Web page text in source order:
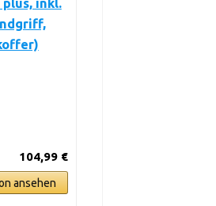
plus, inkl.
104,99 €
ansehen